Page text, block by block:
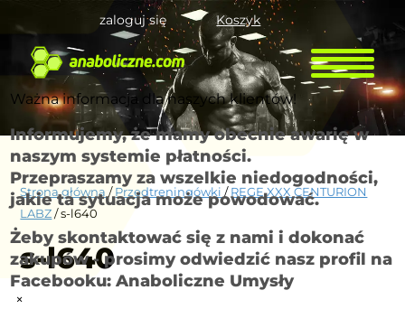
Koszyk
zaloguj się
Strona główna /Przedtreningówki /REGE XXX CENTURION
LABZ/ s-l640
s-l640
Ważna informacja dla naszych klientów!
Informujemy, że mamy obecnie awarię w
naszym systemie płatności.
Przepraszamy za wszelkie niedogodności,
jakie ta sytuacja może powodować.
Żeby skontaktować się z nami i dokonać
zakupów - prosimy odwiedzić nasz profil na
Facebooku: Anaboliczne Umysły
×